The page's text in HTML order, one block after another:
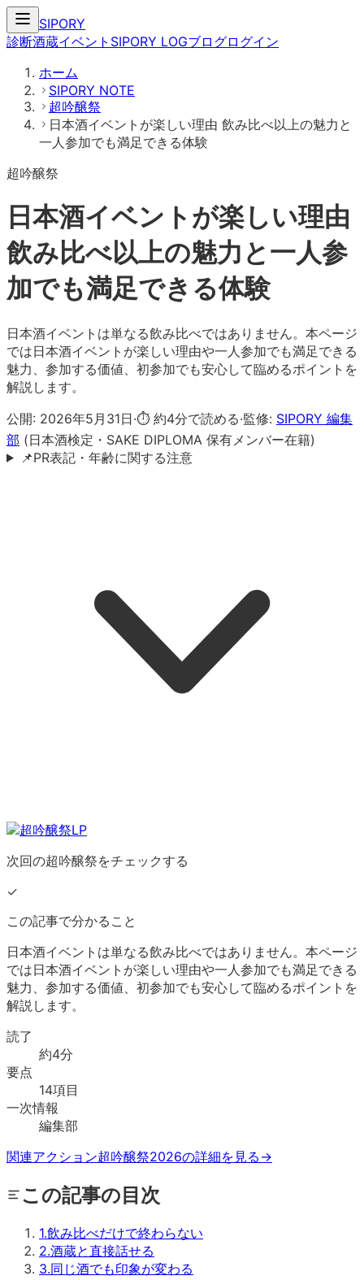
SIPORY
診断酒蔵イベント SIPORY LOGブログログイン
ホーム
SIPORY NOTE
超吟醸祭
日本酒イベントが楽しい理由 飲み比べ以上の魅力と
一人参加でも満足できる体験
超吟醸祭
日本酒イベントが楽しい理由
飲み比べ以上の魅力と一人参
加でも満足できる体験
日本酒イベントは単なる飲み比べではありません。本ページ
では日本酒イベントが楽しい理由や一人参加でも満足できる
魅力、参加する価値、初参加でも安心して臨めるポイントを
解説します。
公開: 2026年5月31日·⏱ 約4分で読める·監修: SIPORY 編集
部 (日本酒検定・SAKE DIPLOMA 保有メンバー在籍)
📌PR表記・年齢に関する注意
次回の超吟醸祭をチェックする
✓
この記事で分かること
日本酒イベントは単なる飲み比べではありません。本ページ
では日本酒イベントが楽しい理由や一人参加でも満足できる
魅力、参加する価値、初参加でも安心して臨めるポイントを
解説します。
読了
約4分
要点
14項目
一次情報
編集部
関連アクション超吟醸祭2026の詳細を見る →
この記事の目次
1.飲み比べだけで終わらない
2.酒蔵と直接話せる
3.同じ酒でも印象が変わる